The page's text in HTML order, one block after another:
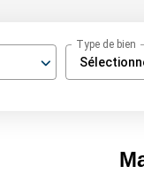
Type de bien